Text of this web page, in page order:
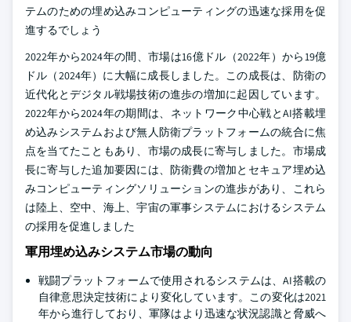
テムのための埋め込みコンピューティングの迅速な採用を促
進するでしょう
2022年から2024年の間、市場は16億ドル（2022年）から19億
ドル（2024年）に大幅に成長しました。この成長は、防衛の
近代化とデジタル戦場技術の進歩の増加に起因しています。
2022年から2024年の期間は、ネットワーク中心戦とAI搭載埋
め込みシステムおよび無人防衛プラットフォームの統合に焦
点を当てたこともあり、市場の成長に寄与しました。市場成
長に寄与した追加要因には、防衛費の増加とセキュア埋め込
みコンピューティングソリューションの進歩があり、これら
は陸上、空中、海上、宇宙の軍事システムにおけるシステム
の採用を促進しました
軍用埋め込みシステム市場の動向
戦闘プラットフォームで使用されるシステムは、AI搭載の
自律意思決定技術により変化しています。この変化は2021
年から進行しており、軍隊はより迅速な状況認識と脅威へ